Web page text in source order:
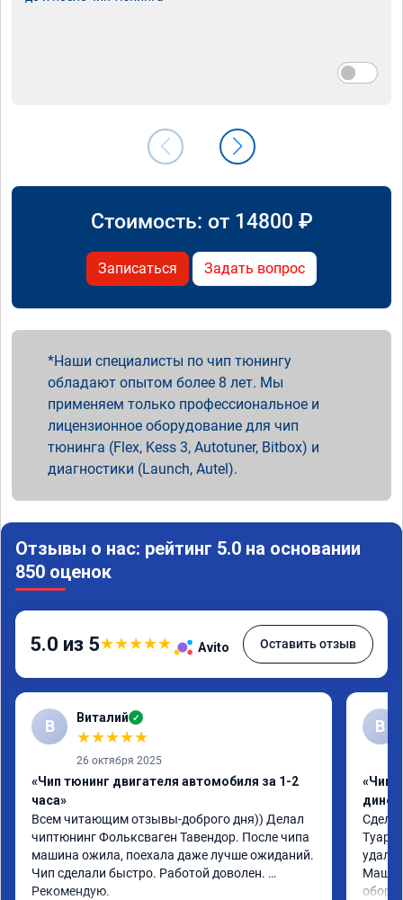
Стоимость: от 14800 ₽
Записаться Задать вопрос
Наши специалисты по чип тюнингу
обладают опытом более 8 лет. Мы
применяем только профессиональное и
лицензионное оборудование для чип
тюнинга (Flex, Kess 3, Autotuner, Bitbox) и
диагностики (Launch, Autel).
Отзывы о нас: рейтинг 5.0 на основании
850 оценок
5.0 из 5★★★★★ Avito Оставить отзыв
В Виталий ✓
★★★★★
26 октября 2025
«Чип тюнинг двигателя автомобиля за 1-2
часа»
Всем читающим отзывы-доброго дня)) Делал
чиптюнинг Фольксваген Тавендор. После чипа
машина ожила, поехала даже лучше ожиданий.
Чип сделали быстро. Работой доволен.
Рекомендую.
В
«Чип